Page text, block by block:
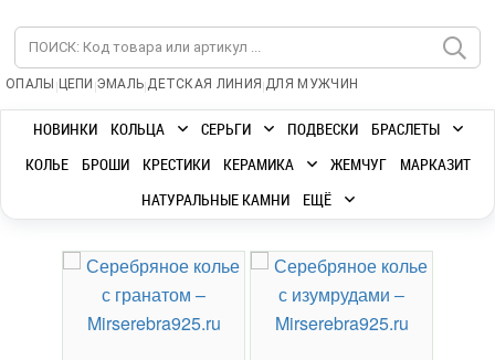
ОПАЛЫ | ЦЕПИ |ЭМАЛЬ|ДЕТСКАЯ ЛИНИЯ |ДЛЯ МУЖЧИН
НОВИНКИ КОЛЬЦА СЕРЬГИ ПОДВЕСКИ
БРАСЛЕТЫ
КОЛЬЕ
БРОШИ КРЕСТИКИ КЕРАМИКА ЖЕМЧУГ
МАРКАЗИТ
НАТУРАЛЬНЫЕ КАМНИ
ЕЩЁ